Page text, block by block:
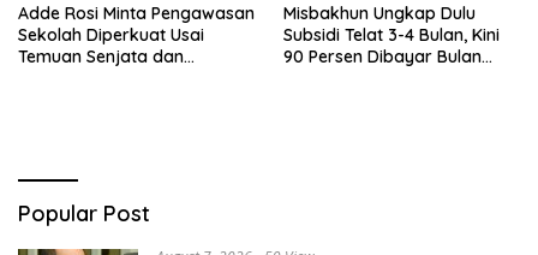
Adde Rosi Minta Pengawasan
Sekolah Diperkuat Usai
Temuan Senjata dan
Misbakhun Ungkap Dulu
Subsidi Telat 3-4 Bulan, Kini
90 Persen Dibayar Bulan
Popular Post